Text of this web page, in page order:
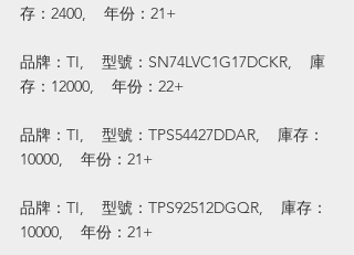
存：2400,    年份：21+
品牌：TI,    型號：SN74LVC1G17DCKR,    庫
存：12000,    年份：22+
品牌：TI,    型號：TPS54427DDAR,    庫存：
10000,    年份：21+
品牌：TI,    型號：TPS92512DGQR,    庫存：
10000,    年份：21+